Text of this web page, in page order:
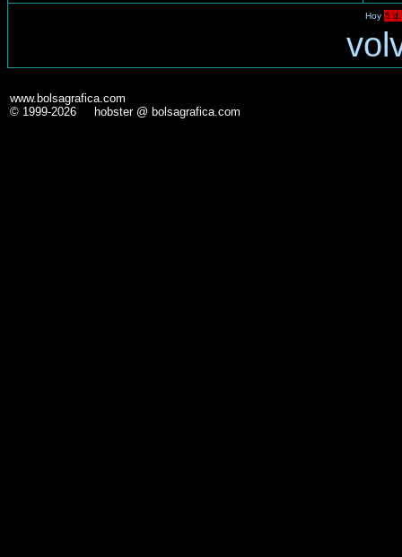
Hoy 5 d.
www.bolsagrafica.com
© 1999-2026 hobster @ bolsagrafica.com